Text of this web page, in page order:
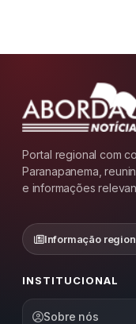
Portal regional com
Paranapanema,
e informações
Informação
INSTITUCIONAL
Sobre nós